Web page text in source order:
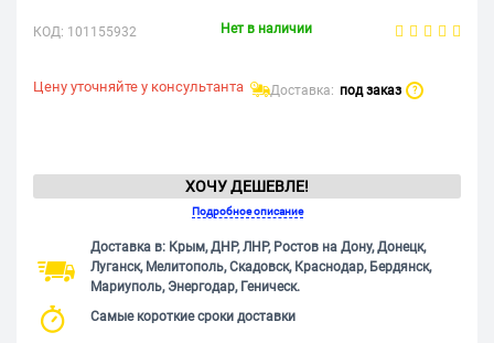
КОД: 101155932 Нет в наличии
Цену уточняйте у консультанта Доставка: под заказ ?
ХОЧУ ДЕШЕВЛЕ!
Подробное описание
Доставка в: Крым, ДНР, ЛНР, Ростов на Дону, Донецк,
Луганск, Мелитополь, Скадовск, Краснодар, Бердянск,
Мариуполь, Энергодар, Геническ.
Самые короткие сроки доставки